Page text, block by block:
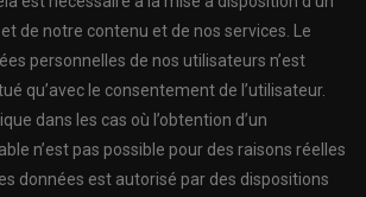
de notre contenu et de nos services. Le
personnelles de nos utilisateurs n’est
qu’avec le consentement de l’utilisateur.
dans les cas où l’obtention d’un
n’est pas possible pour des raisons réelles
données est autorisé par des dispositions